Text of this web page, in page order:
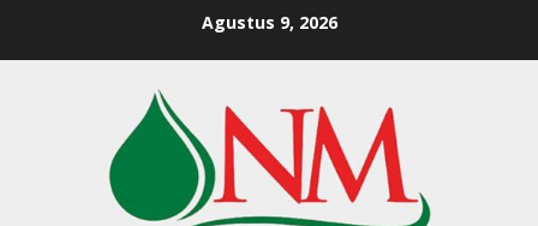
Agustus 9, 2026